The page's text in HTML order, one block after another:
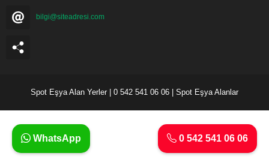
bilgi@siteadresi.com
Spot Eşya Alan Yerler | 0 542 541 06 06 | Spot Eşya Alanlar
0 542 541 06 06
WhatsApp